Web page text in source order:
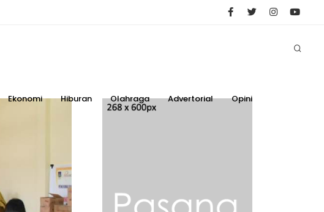
Ekonomi Hiburan Olahraga Advertorial Opini